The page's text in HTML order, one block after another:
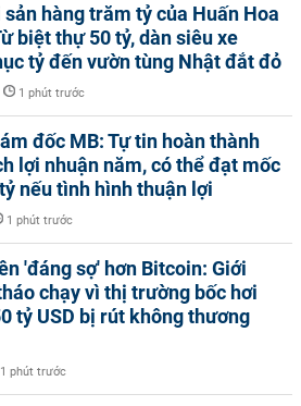
sản hàng trăm tỷ của Huấn Hoa
biệt thự 50 tỷ, dàn siêu xe
tỷ đến vườn tùng Nhật đắt đỏ
1 phút trước
đốc MB: Tự tin hoàn thành
lợi nhuận năm, có thể đạt mốc
nếu tình hình thuận lợi
1 phút trước
'đáng sợ' hơn Bitcoin: Giới
chạy vì thị trường bốc hơi
tỷ USD bị rút không thương
1 phút trước